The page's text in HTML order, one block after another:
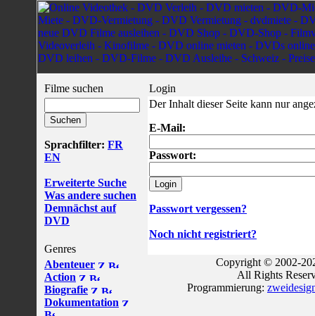
Filme suchen
Sprachfilter: FR
EN
Erweiterte Suche
Was andere suchen
Demnächst auf
DVD
Genres
Abenteuer
Action
Biografie
Dokumentation
Login
Der Inhalt dieser Seite kann nur
E-Mail:
Passwort:
Passwort vergessen?
Noch nicht registriert?
Copyright © 2002-
All Rights
Programmierung: